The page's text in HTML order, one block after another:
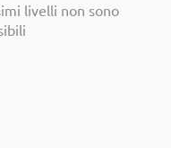
livelli non sono